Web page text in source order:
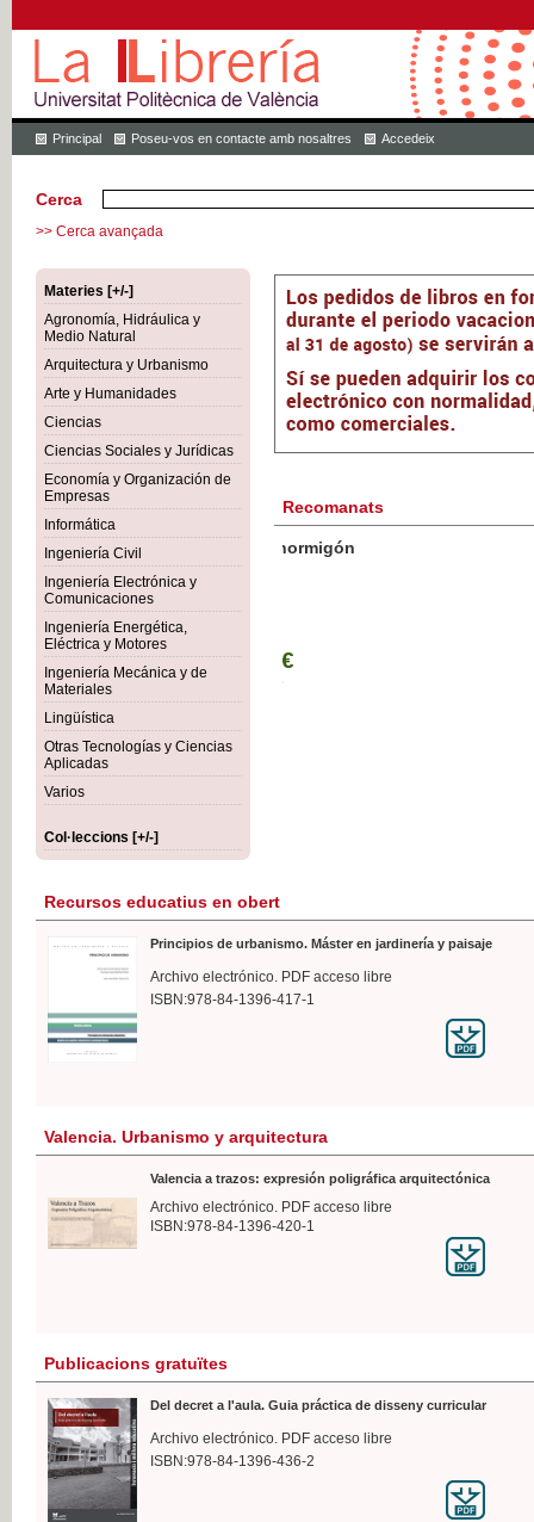
Principal Poseu-vos en contacte amb nosaltres Accedeix
Cerca
>> Cerca avançada
Materies [+/-]
Agronomía, Hidráulica y
Medio Natural
Arquitectura y Urbanismo
Arte y Humanidades
Ciencias
Ciencias Sociales y Jurídicas
Economía y Organización de
Empresas
Informática
Ingeniería Civil
Ingeniería Electrónica y
Comunicaciones
Ingeniería Energética,
Eléctrica y Motores
Ingeniería Mecánica y de
Materiales
Lingüística
Otras Tecnologías y Ciencias
Aplicadas
Varios
Col·leccions [+/-]
Recomanats
Botánica Agroalimentaria
Recursos educatius en obert
Principios de urbanismo. Máster en jardinería y paisaje
Archivo electrónico. PDF acceso libre
ISBN:978-84-1396-417-1
Valencia. Urbanismo y arquitectura
Valencia a trazos: expresión poligráfica arquitectónica
Archivo electrónico. PDF acceso libre
ISBN:978-84-1396-420-1
Publicacions gratuïtes
Del decret a l'aula. Guia práctica de disseny curricular
Archivo electrónico. PDF acceso libre
ISBN:978-84-1396-436-2